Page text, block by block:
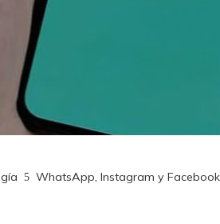
WhatsApp, Instagram y